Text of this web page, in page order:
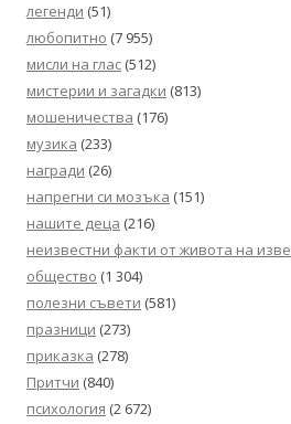
легенди (51)
любопитно (7 955)
мисли на глас (512)
мистерии и загадки (813)
мошеничества (176)
музика (233)
награди (26)
напрегни си мозъка (151)
нашите деца (216)
неизвестни факти от живота на
общество (1 304)
полезни съвети (581)
празници (273)
приказка (278)
Притчи (840)
психология (2 672)